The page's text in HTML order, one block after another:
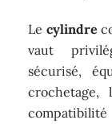
Le cylindre
vaut
sécurisé,